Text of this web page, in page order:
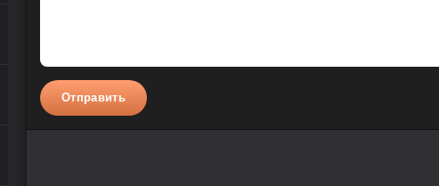
Отправить